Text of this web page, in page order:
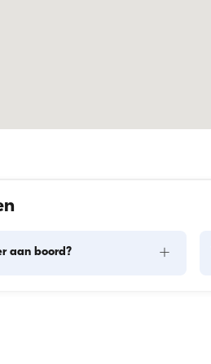
aan boord? +
van de maaltijden wordt